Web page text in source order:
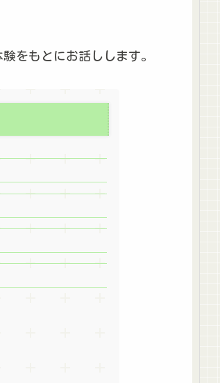
をもとにお話しします。